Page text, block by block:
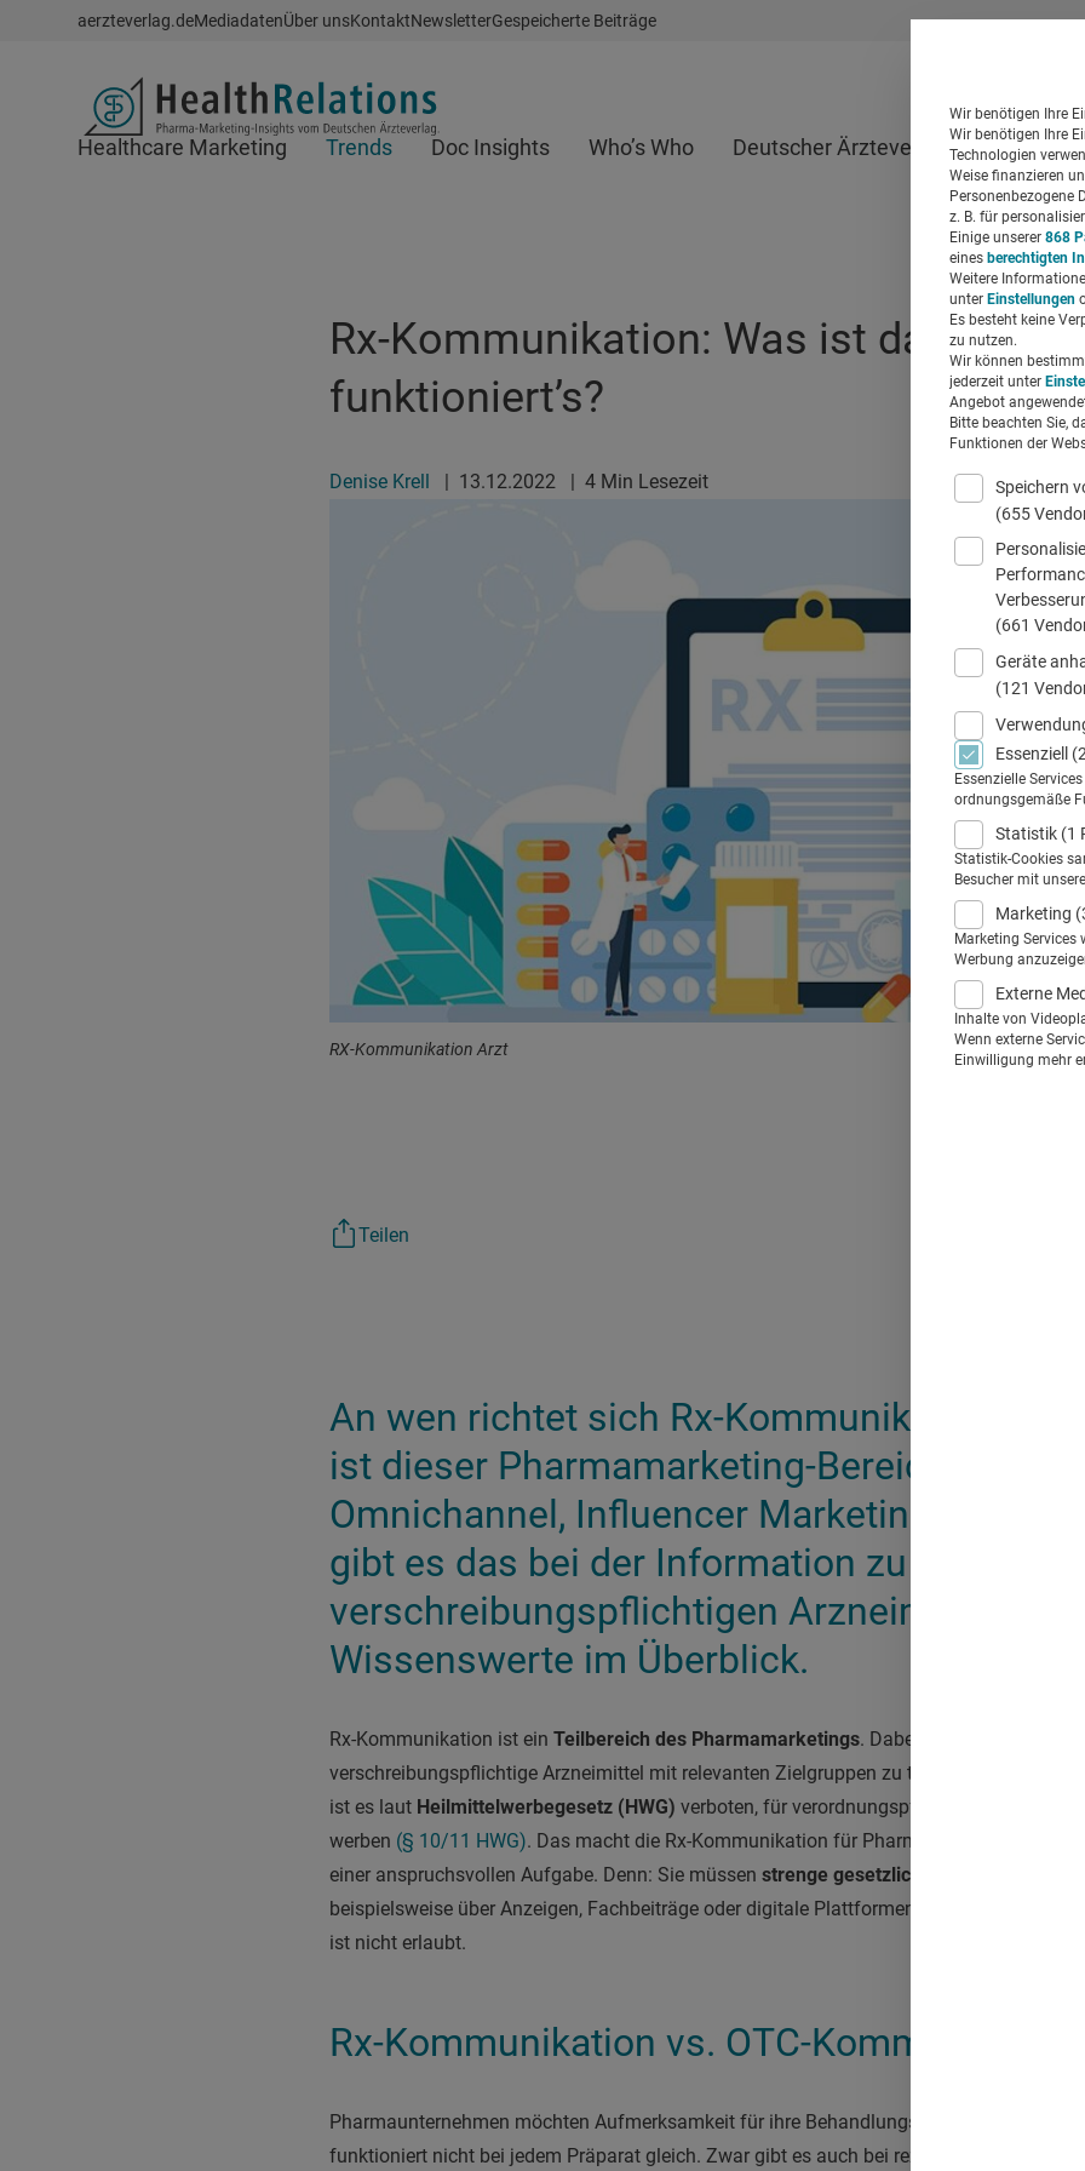
Schnellzugriff
aerzteverlag.deMediadatenÜber unsKontaktNewsletterGespeicherte Beiträge
Header
Healthcare Marketing Trends Doc Insights Who’s Who Deutscher Ärzteverlag
Rx-Kommunikation: Was ist das? Wie
funktioniert’s?
Denise Krell | 13.12.2022 | 4 Min Lesezeit
RX-Kommunikation Arzt
Teilen
An wen richtet sich Rx-Kommunikation und
ist dieser Pharmamarketing-Bereich
Omnichannel, Influencer Marketing und
gibt es das bei der Information zu
verschreibungspflichtigen Arzneimitteln?
Wissenswerte im Überblick.
Rx-Kommunikation ist ein Teilbereich des Pharmamarketings. Dabei geht es darum,
verschreibungspflichtige Arzneimittel mit relevanten Zielgruppen zu teilen. Der
ist es laut Heilmittelwerbegesetz (HWG) verboten, für verordnungspflichtige Präparate
werben (§ 10/11 HWG). Das macht die Rx-Kommunikation für Pharmaunternehmen und
einer anspruchsvollen Aufgabe. Denn: Sie müssen strenge gesetzliche Regularien
beispielsweise über Anzeigen, Fachbeiträge oder digitale Plattformen direkt über ein
ist nicht erlaubt.
Rx-Kommunikation vs. OTC-Kommunikation
Pharmaunternehmen möchten Aufmerksamkeit für ihre Behandlungsoptionen und
funktioniert nicht bei jedem Präparat gleich. Zwar gibt es auch bei rezeptfreien Produkten
Wir benötigen Ihre
Wir benötigen Ihre
Technologien
Weise finanzieren
Personenbezogene
z. B. für
Einige unserer 868
eines berechtigten
Weitere
unter Einstellungen
Es besteht keine
zu nutzen.
Wir können
jederzeit unter
Angebot
Bitte beachten Sie,
Funktionen der
Speichern
(655
(661
Geräte
(121
Essenziell
Essenzielle
ordnungsgemäße
Statistik (1
Statistik-Cookies
Besucher mit
Marketing
Marketing
Werbung
Externe
Inhalte von
Wenn externe
Einwilligung mehr